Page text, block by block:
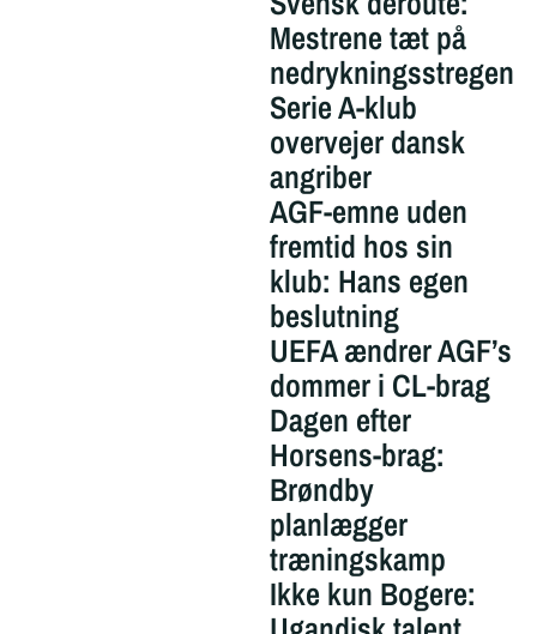
Mestrene tæt på
nedrykningsstregen
Serie A-klub
overvejer dansk
angriber
AGF-emne uden
fremtid hos sin
klub: Hans egen
beslutning
UEFA ændrer AGF’s
dommer i CL-brag
Dagen efter
Horsens-brag:
Brøndby
planlægger
træningskamp
Ikke kun Bogere: